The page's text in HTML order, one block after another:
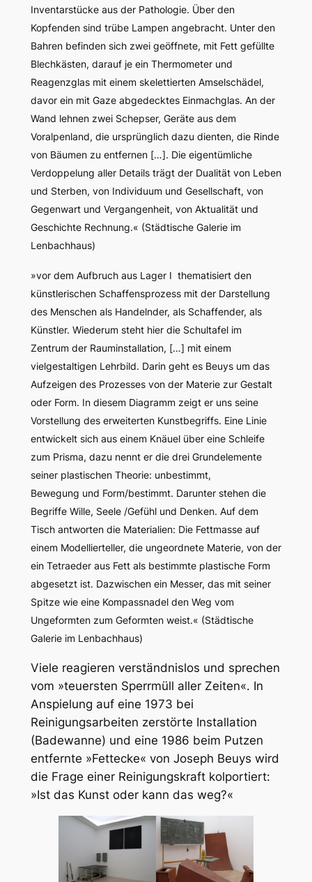
Inventarstücke aus der Pathologie. Über den
Kopfenden sind trübe Lampen angebracht. Unter den
Bahren befinden sich zwei geöffnete, mit Fett gefüllte
Blechkästen, darauf je ein Thermometer und
Reagenzglas mit einem skelettierten Amselschädel,
davor ein mit Gaze abgedecktes Einmachglas. An der
Wand lehnen zwei Schepser, Geräte aus dem
Voralpenland, die ursprünglich dazu dienten, die Rinde
von Bäumen zu entfernen […]. Die eigentümliche
Verdoppelung aller Details trägt der Dualität von Leben
und Sterben, von Individuum und Gesellschaft, von
Gegenwart und Vergangenheit, von Aktualität und
Geschichte Rechnung.« (Städtische Galerie im
Lenbachhaus)
»vor dem Aufbruch aus Lager I thematisiert den
künstlerischen Schaffensprozess mit der Darstellung
des Menschen als Handelnder, als Schaffender, als
Künstler. Wiederum steht hier die Schultafel im
Zentrum der Rauminstallation, […] mit einem
vielgestaltigen Lehrbild. Darin geht es Beuys um das
Aufzeigen des Prozesses von der Materie zur Gestalt
oder Form. In diesem Diagramm zeigt er uns seine
Vorstellung des erweiterten Kunstbegriffs. Eine Linie
entwickelt sich aus einem Knäuel über eine Schleife
zum Prisma, dazu nennt er die drei Grundelemente
seiner plastischen Theorie: unbestimmt,
Bewegung und Form/bestimmt. Darunter stehen die
Begriffe Wille, Seele /Gefühlund Denken. Auf dem
Tisch antworten die Materialien: Die Fettmasse auf
einem Modellierteller, die ungeordnete Materie, von der
ein Tetraeder aus Fett als bestimmte plastische Form
abgesetzt ist. Dazwischen ein Messer, das mit seiner
Spitze wie eine Kompassnadel den Weg vom
Ungeformten zum Geformten weist.« (Städtische
Galerie im Lenbachhaus)
Viele reagieren verständnislos und sprechen
vom »teuersten Sperrmüll aller Zeiten«. In
Anspielung auf eine 1973 bei
Reinigungsarbeiten zerstörte Installation
(Badewanne) und eine 1986 beim Putzen
entfernte »Fettecke« von Joseph Beuys wird
die Frage einer Reinigungskraft kolportiert:
»Ist das Kunst oder kann das weg?«